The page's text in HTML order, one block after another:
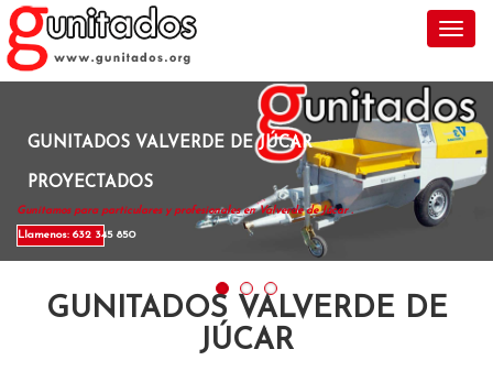
GUNITADOS VALVERDE DE JÚCAR
PROYECTADOS
Gunitamos para particulares y profesionales en Valverde de Júcar .
Llamenos: 632 345 850
GUNITADOS VALVERDE DE
JÚCAR